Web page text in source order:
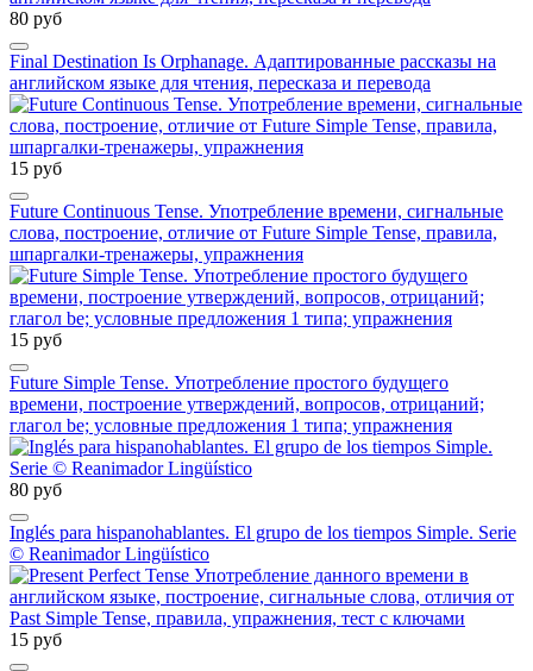
80 руб
Final Destination Is Orphanage. Адаптированные рассказы на
английском языке для чтения, пересказа и перевода
15 руб
Future Continuous Tense. Употребление времени, сигнальные
слова, построение, отличие от Future Simple Tense, правила,
шпаргалки-тренажеры, упражнения
15 руб
Future Simple Tense. Употребление простого будущего
времени, построение утверждений, вопросов, отрицаний;
глагол be; условные предложения 1 типа; упражнения
80 руб
Inglés para hispanohablantes. El grupo de los tiempos Simple. Serie
© Reanimador Lingüístico
15 руб